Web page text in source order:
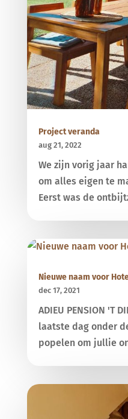
Project veranda
aug 21, 2022
We zijn vorig jaar
om alles eigen te
Eerst was de
Nieuwe naam voor
dec 17, 2021
ADIEU PENSION 'T
laatste dag onder
popelen om jullie